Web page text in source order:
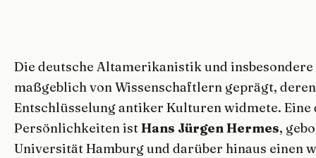
Die deutsche Altamerikanistik und
maßgeblich von Wissenschaftlern geprägt,
Entschlüsselung antiker Kulturen widmete. Eine
Persönlichkeiten istHans Jürgen Hermes,
Universität Hamburg und darüber hinaus einen